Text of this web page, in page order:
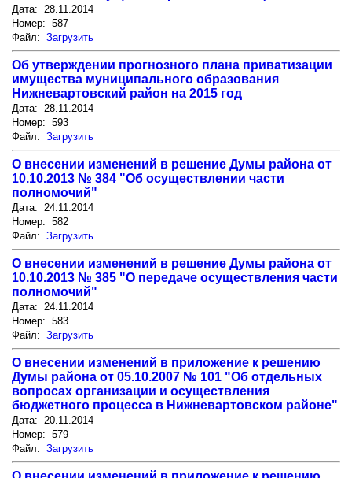
Дата: 28.11.2014
Номер: 587
Файл: Загрузить
Об утверждении прогнозного плана приватизации
имущества муниципального образования
Нижневартовский район на 2015 год
Дата: 28.11.2014
Номер: 593
Файл: Загрузить
О внесении изменений в решение Думы района от
10.10.2013 № 384 "Об осуществлении части
полномочий"
Дата: 24.11.2014
Номер: 582
Файл: Загрузить
О внесении изменений в решение Думы района от
10.10.2013 № 385 "О передаче осуществления части
полномочий"
Дата: 24.11.2014
Номер: 583
Файл: Загрузить
О внесении изменений в приложение к решению
Думы района от 05.10.2007 № 101 "Об отдельных
вопросах организации и осуществления
бюджетного процесса в Нижневартовском районе"
Дата: 20.11.2014
Номер: 579
Файл: Загрузить